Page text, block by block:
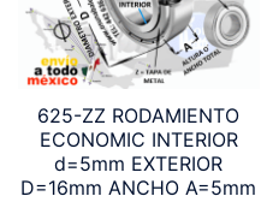
625-ZZ RODAMIENTO
ECONOMIC INTERIOR
d=5mm EXTERIOR
D=16mm ANCHO A=5mm